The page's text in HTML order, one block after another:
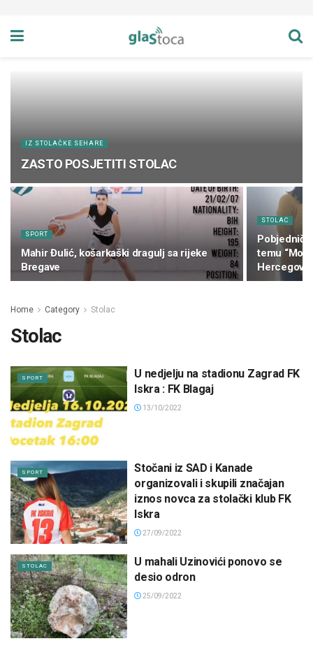
IZ STOLAČKE SEHARE
ZASTO POSJETITI STOLAC
SPORT
Mahir Đulić, košarkaški dragulj sa rijeke
Bregave
STOLAC
temu
Home Category Stolac
Stolac
SPORT
U nedjelju na stadionu Zagrad FK
Iskra : FK Blagaj
13/10/2022
SPORT
Stočani iz SAD i Kanade
organizovali i skupili značajan
iznos novca za stolački klub FK
Iskra
27/09/2022
STOLAC
U mahali Uzinovići ponovo se
desio odron
25/09/2022